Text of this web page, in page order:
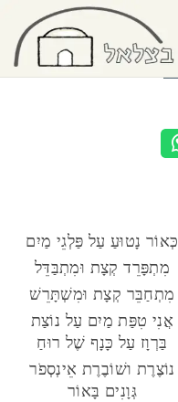
כְּאוֹר נָטוּעַ עַל פַּלְגֵי מַיִם
מִתְפָּרֵד קְצָת וּמִתְבַּדֵּל
מִתְחַבֵּר קְצָת וּמִשְׁתָּרֵשׁ
אֲנִי טִפַּת מַיִם עַל נוֹצַת
בַּרְוָז עַל כָּנָף שֶׁל רוּחַ
נוֹצֶרֶת ושׁוֹבֶרֶת אֵינְסְפֹר
גְּוָנִים בָּאוֹר